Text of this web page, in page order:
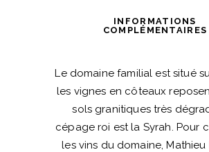
INFORMATIONS
COMPLÉMENTAIRES
Le domaine familial est situé
les vignes en côteaux
sols granitiques très
cépage roi est la Syrah. Pour
les vins du domaine, Mathieu